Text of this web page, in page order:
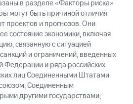
в разделе «Факторы риска»
могут быть причиной отличия
проектов и прогнозов. Они
состояние экономики, включая
связанную с ситуацией
и ограничений, введенных
Федерации и ряда российских
лиц Соединенными Штатами
Соединенным
другими государствами;